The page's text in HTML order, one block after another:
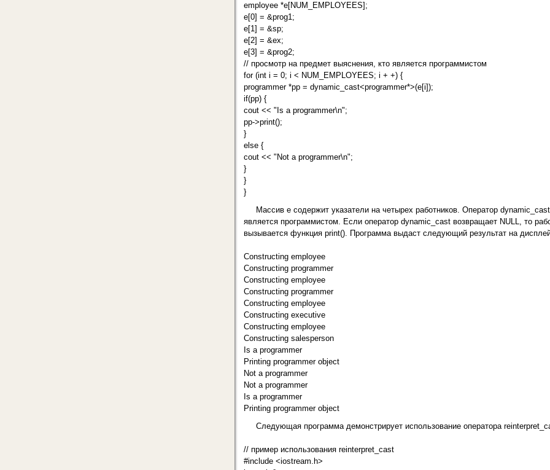
employee *e[NUM_EMPLOYEES];
e[0] = &prog1;
e[1] = &sp;
e[2] = &ex;
e[3] = &prog2;
// просмотр на предмет выяснения, кто является программистом
for (int i = 0; i < NUM_EMPLOYEES; i + +) {
programmer *pp = dynamic_cast<programmer*>(e[i]);
if(pp) {
cout << "Is a programmer\n";
pp->print();
}
else {
cout << "Not a programmer\n";
}
}
}
Массив e содержит указатели на четырех работников. Оператор
является программистом. Если оператор dynamic_cast возвращает NULL, то
вызывается функция print(). Программа выдаст следующий результат на
Constructing employee
Constructing programmer
Constructing employee
Constructing programmer
Constructing employee
Constructing executive
Constructing employee
Constructing salesperson
Is a programmer
Printing programmer object
Not a programmer
Not a programmer
Is a programmer
Printing programmer object
Следующая программа демонстрирует использование оператора
// пример использования reinterpret_cast
#include <iostream.h>